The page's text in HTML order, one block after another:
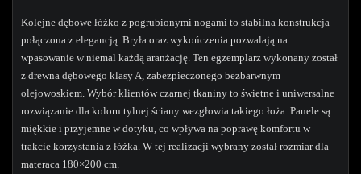
Kolejne dębowe łóżko z pogrubionymi nogami to stabilna konstrukcja
połączona z elegancją. Bryła oraz wykończenia pozwalają na
wpasowanie w niemal każdą aranżację. Ten egzemplarz wykonany został
z drewna dębowego klasy A, zabezpieczonego bezbarwnym
olejowoskiem. Wybór klientów czarnej tkaniny to świetne i uniwersalne
rozwiązanie dla koloru tylnej ściany wezgłowia takiego łoża. Panele są
miękkie i przyjemne w dotyku, co wpływa na poprawę komfortu w
trakcie korzystania z łóżka. W tej realizacji wybrany został rozmiar dla
materaca 180×200 cm.